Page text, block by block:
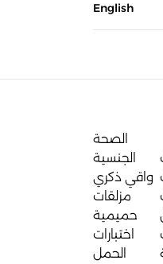
English
الصحة
الجنسية
واقي ذكري
مزلقات
حميمية
اختبارات
الحمل